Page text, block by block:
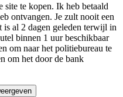
site te kopen. Ik heb betaald
ontvangen. Je zult nooit een
is al 2 dagen geleden terwijl in
binnen 1 uur beschikbaar
om naar het politiebureau te
om het door de bank